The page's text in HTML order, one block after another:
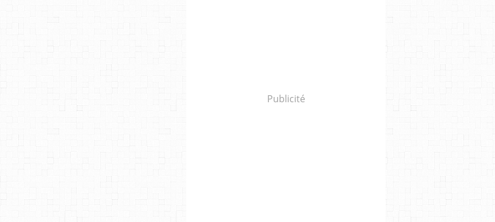
Publicité